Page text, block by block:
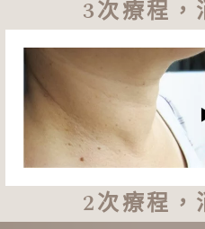
3次療程，
2次療程，